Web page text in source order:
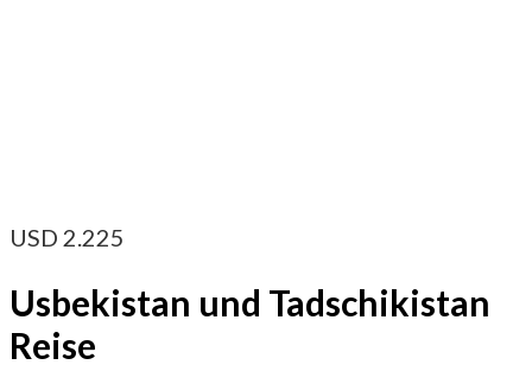
USD 2.225
Usbekistan und Tadschikistan
Reise